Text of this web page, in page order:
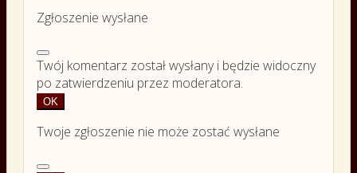
Zgłoszenie wysłane
Twój komentarz został wysłany i będzie widoczny
po zatwierdzeniu przez moderatora.
OK
Twoje zgłoszenie nie może zostać wysłane